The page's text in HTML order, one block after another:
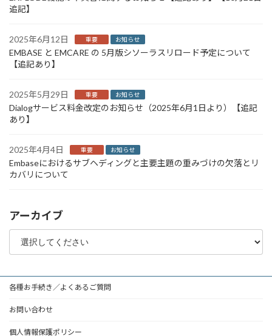
追記】
2025年6月12日 重要 お知らせ
EMBASE と EMCARE の 5月版シソーラスリロード予定について
【追記あり】
2025年5月29日 重要 お知らせ
Dialogサービス料金改定のお知らせ（2025年6月1日より）【追記
あり】
2025年4月4日 重要 お知らせ
Embaseにおけるサブヘディングと主要主題の重みづけの欠落とリ
カバリについて
アーカイブ
各種お手続き／よくあるご質問
お問い合わせ
個人情報保護ポリシー